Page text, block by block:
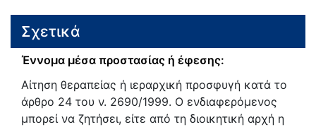
Σχετικά
Έννομα μέσα προστασίας ή έφεσης:
Αίτηση θεραπείας ή ιεραρχική προσφυγή κατά το
άρθρο 24 του ν. 2690/1999. Ο ενδιαφερόμενος
μπορεί να ζητήσει, είτε από τη διοικητική αρχή η